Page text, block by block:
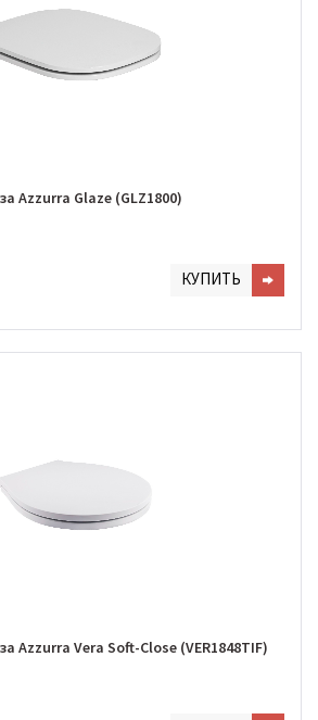
Azzurra Glaze (GLZ1800)
КУПИТЬ
Azzurra Vera Soft-Close (VER1848TIF)